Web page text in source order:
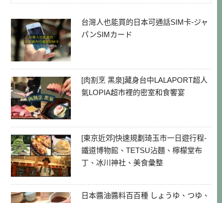
台灣人也能買的日本可通話SIM卡-ジャ
パンSIMカード
[肉割烹 黑泉]藏身台中LALAPORT超人
氣LOPIA超市裡的密室和食饗宴
[東京近郊]快速規劃琦玉市一日遊行程-
鐵道博物館、TETSU沾麵、檸檬堂布
丁、冰川神社、美食彙整
日本醬油醬料百百種 しょうゆ、つゆ、